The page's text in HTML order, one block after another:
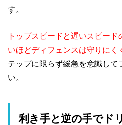
す。
トップスピードと遅いスピード
いほどディフェンスは守りにく
テップに限らず緩急を意識して
い。
利き手と逆の手でド